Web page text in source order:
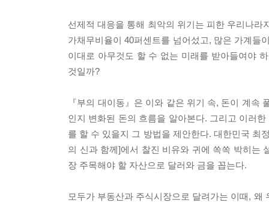
선제적 대응을 통해 최악의 위기는 피한 우리나
가채무비율이 40퍼센트를 넘어섰고, 많은 가계들
이대로 아무것도 할 수 없는 미래를 받아들여야
것일까?
『부의 대이동』은 이와 같은 위기 속, 돈이 계
인지 변화된 돈의 흐름을 알아본다. 그리고 이러
를 할 수 있을지 그 방법을 제안한다. 대한민국 최
의 신과 함께]에서 찰진 비유와 귀에 쏙쏙 박히는
장 주목해야 할 자산으로 달러와 금을 꼽는다.
모두가 부동산과 주식시장으로 달려가는 이때,